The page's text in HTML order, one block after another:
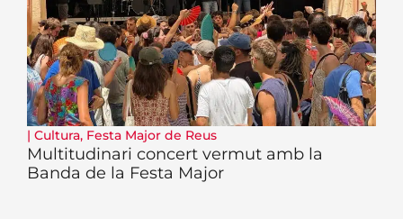
| Cultura, Festa Major de Reus
Multitudinari concert vermut amb la
Banda de la Festa Major